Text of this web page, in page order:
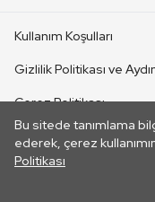
Bu sitede tanımlama
ederek, çerez
Politikası
CANLI YAYINLAR
Kullanım Koşulları
Gizlilik Politikası ve
Çerez Politikası
İletişim
Her hakkı saklıdır.